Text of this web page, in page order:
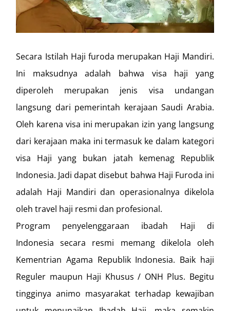
Secara Istilah Haji furoda merupakan Haji Mandiri.
Ini maksudnya adalah bahwa visa haji yang
diperoleh merupakan jenis visa undangan
langsung dari pemerintah kerajaan Saudi Arabia.
Oleh karena visa ini merupakan izin yang langsung
dari kerajaan maka ini termasuk ke dalam kategori
visa Haji yang bukan jatah kemenag Republik
Indonesia. Jadi dapat disebut bahwa Haji Furoda ini
adalah Haji Mandiri dan operasionalnya dikelola
oleh travel haji resmi dan profesional.
Program penyelenggaraan ibadah Haji di
Indonesia secara resmi memang dikelola oleh
Kementrian Agama Republik Indonesia. Baik haji
Reguler maupun Haji Khusus / ONH Plus. Begitu
tingginya animo masyarakat terhadap kewajiban